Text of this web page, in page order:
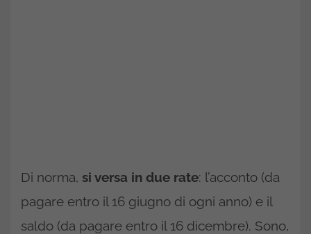
Di norma, si versa in due rate: l’acconto (da
pagare entro il 16 giugno di ogni anno) e il
saldo (da pagare entro il 16 dicembre). Sono,